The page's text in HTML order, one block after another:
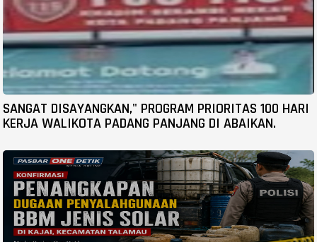
SANGAT DISAYANGKAN," PROGRAM PRIORITAS 100 HARI
KERJA WALIKOTA PADANG PANJANG DI ABAIKAN.